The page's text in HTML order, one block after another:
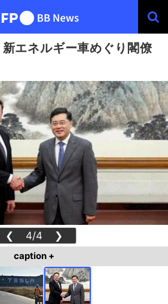
エネルギー車めぐり閣僚
❮ 4/4 ❯
caption +